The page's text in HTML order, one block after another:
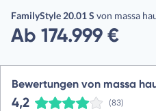
FamilyStyle 20.01 S von massa
Ab 174.999 €
Bewertungen von massa
4,2 (83)